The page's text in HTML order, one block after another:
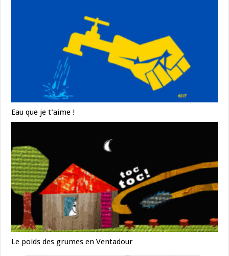
Eau que je t’aime !
Le poids des grumes en Ventadour